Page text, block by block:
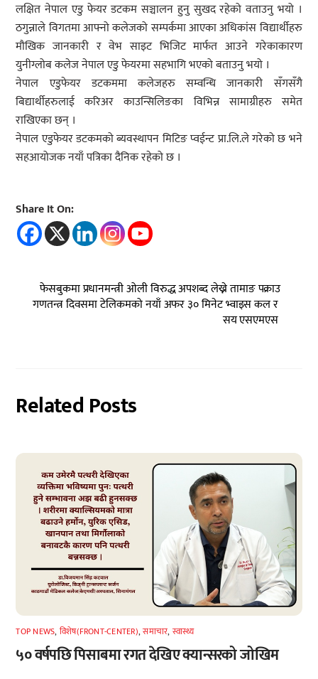
लक्षित नेपाल एडु फेयर डटकम सञ्चालन हुनु सुखद रहेको वताउनु भयो ।
ठगुन्नाले विगतमा आफ्नो कलेजको सम्पर्कमा आएका अधिकांस विद्यार्थीहरु
मौखिक जानकारी र वेभ साइट भिजिट मार्फत आउने गरेकाकारण
युनीग्लोब कलेज नेपाल एडु फेयरमा सहभागि भएको बताउनु भयो ।
नेपाल एडुफेयर डटकममा कलेजहरु सम्वन्धि जानकारी सँगसँगै
बिद्यार्थीहरुलाई करिअर काउन्सिलिङका विभिन्न सामाग्रीहरु समेत
राखिएका छन् ।
नेपाल एडुफेयर डटकमको ब्यवस्थापन मिटिङ प्वईन्ट प्रा.लि.ले गरेको छ भने
सहआयोजक नयाँ पत्रिका दैनिक रहेको छ ।
Share It On:
फेसबुकमा प्रधानमन्त्री ओली विरुद्ध अपशब्द लेख्ने तामाङ पक्राउ
गणतन्त्र दिवसमा टेलिकमको नयाँ अफर ३० मिनेट भ्वाइस कल र
सय एसएमएस
Related Posts
TOP NEWS, विशेष(FRONT-CENTER),समाचार, स्वास्थ्य
५० वर्षपछि पिसाबमा रगत देखिए क्यान्सरको जोखिम